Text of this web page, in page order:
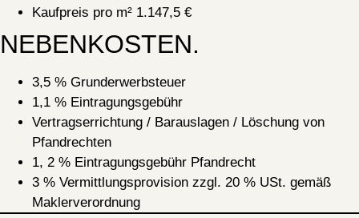
Kaufpreis pro m² 1.147,5 €
NEBENKOSTEN.
3,5 % Grunderwerbsteuer
1,1 % Eintragungsgebühr
Vertragserrichtung / Barauslagen / Löschung von
Pfandrechten
1, 2 % Eintragungsgebühr Pfandrecht
3 % Vermittlungsprovision zzgl. 20 % USt. gemäß
Maklerverordnung